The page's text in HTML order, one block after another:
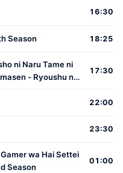
16:30
Season 18:25
ni Naru Tame ni
- Ryoushu no
17:30
22:00
23:30
wa Hai Settei
Season
01:00